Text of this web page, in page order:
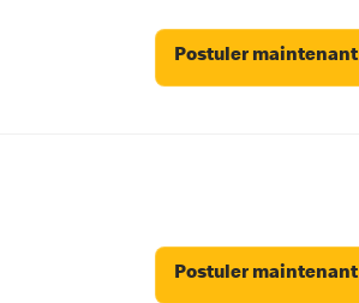
Postuler maintenant
Postuler maintenant